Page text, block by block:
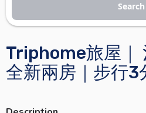
Triphome旅屋｜
全新兩房｜步行3
Search